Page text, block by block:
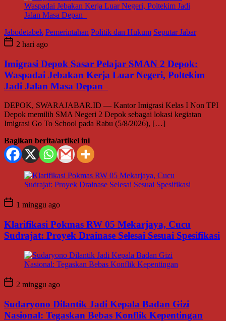
Jabodetabek Pemerintahan Politik dan Hukum Seputar Jabar
2 hari ago
Imigrasi Depok Sasar Pelajar SMAN 2 Depok:
Waspadai Jebakan Kerja Luar Negeri, Poltekim
Jadi Jalan Masa Depan
DEPOK, SWARAJABAR.ID — Kantor Imigrasi Kelas I Non TPI
Depok memilih SMA Negeri 2 Depok sebagai lokasi kegiatan
Imigrasi Go To School pada Rabu (5/8/2026), […]
Bagikan berita/artikel ini
1 minggu ago
Klarifikasi Pokmas RW 05 Mekarjaya, Cucu
Sudrajat: Proyek Drainase Selesai Sesuai Spesifikasi
2 minggu ago
Sudaryono Dilantik Jadi Kepala Badan Gizi
Nasional: Tegaskan Bebas Konflik Kepentingan